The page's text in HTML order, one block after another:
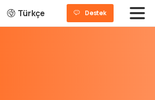
Türkçe Destek